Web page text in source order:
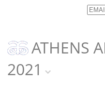
ATHENS
2021